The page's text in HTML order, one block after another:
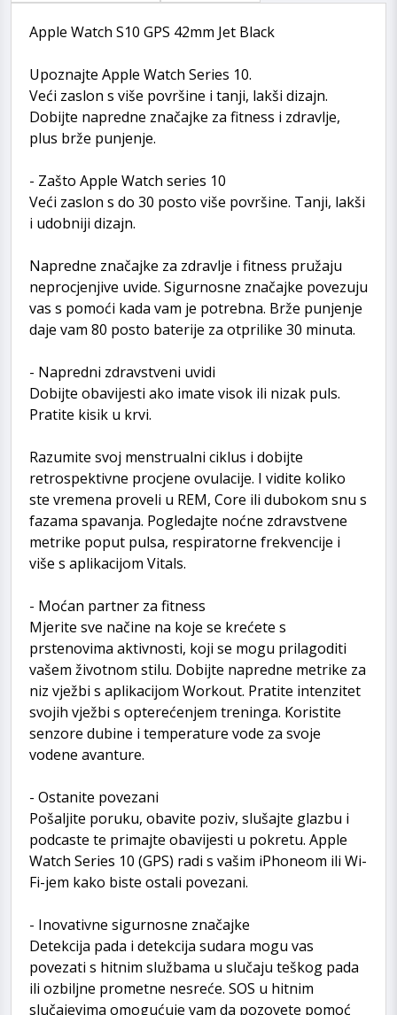
Apple Watch S10 GPS 42mm Jet Black
Upoznajte Apple Watch Series 10.
Veći zaslon s više površine i tanji, lakši dizajn.
Dobijte napredne značajke za fitness i zdravlje,
plus brže punjenje.
- Zašto Apple Watch series 10
Veći zaslon s do 30 posto više površine. Tanji, lakši
i udobniji dizajn.
Napredne značajke za zdravlje i fitness pružaju
neprocjenjive uvide. Sigurnosne značajke povezuju
vas s pomoći kada vam je potrebna. Brže punjenje
daje vam 80 posto baterije za otprilike 30 minuta.
- Napredni zdravstveni uvidi
Dobijte obavijesti ako imate visok ili nizak puls.
Pratite kisik u krvi.
Razumite svoj menstrualni ciklus i dobijte
retrospektivne procjene ovulacije. I vidite koliko
ste vremena proveli u REM, Core ili dubokom snu s
fazama spavanja. Pogledajte noćne zdravstvene
metrike poput pulsa, respiratorne frekvencije i
više s aplikacijom Vitals.
- Moćan partner za fitness
Mjerite sve načine na koje se krećete s
prstenovima aktivnosti, koji se mogu prilagoditi
vašem životnom stilu. Dobijte napredne metrike za
niz vježbi s aplikacijom Workout. Pratite intenzitet
svojih vježbi s opterećenjem treninga. Koristite
senzore dubine i temperature vode za svoje
vodene avanture.
- Ostanite povezani
Pošaljite poruku, obavite poziv, slušajte glazbu i
podcaste te primajte obavijesti u pokretu. Apple
Watch Series 10 (GPS) radi s vašim iPhoneom ili Wi-
Fi-jem kako biste ostali povezani.
- Inovativne sigurnosne značajke
Detekcija pada i detekcija sudara mogu vas
povezati s hitnim službama u slučaju teškog pada
ili ozbiljne prometne nesreće. SOS u hitnim
slučajevima omogućuje vam da pozovete pomoć